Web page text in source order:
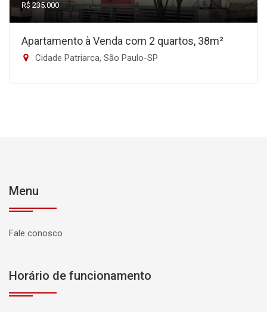
R$ 235.000
Apartamento à Venda com 2 quartos, 38m²
Cidade Patriarca, São Paulo-SP
Menu
Fale conosco
Horário de funcionamento